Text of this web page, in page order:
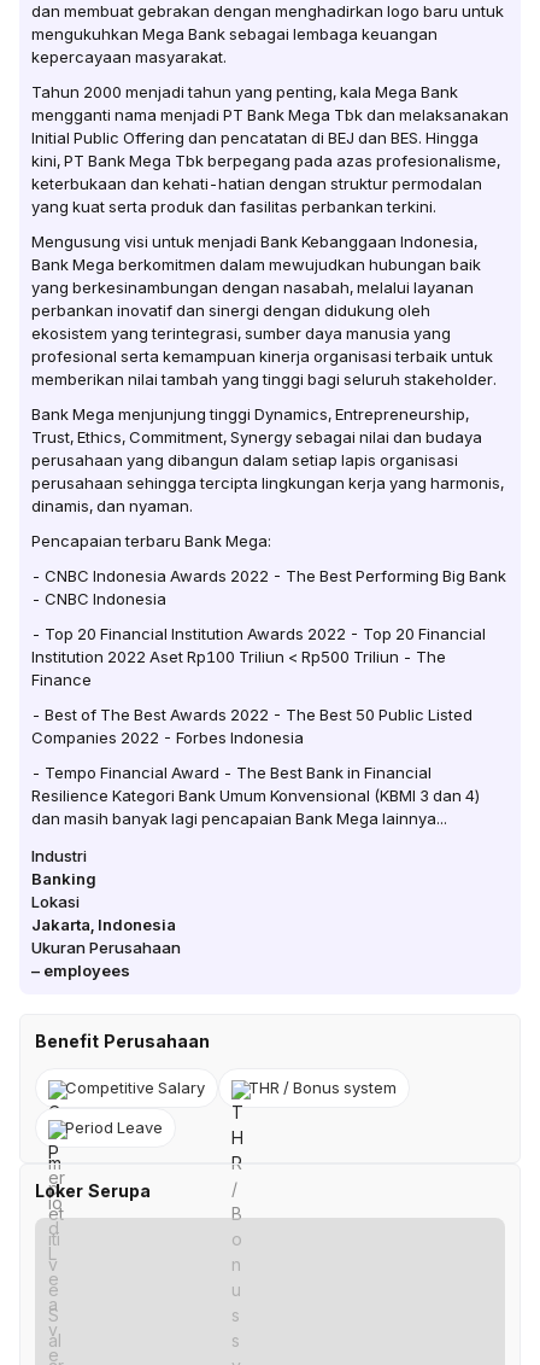
dan membuat gebrakan dengan menghadirkan logo baru untuk
mengukuhkan Mega Bank sebagai lembaga keuangan
kepercayaan masyarakat.
Tahun 2000 menjadi tahun yang penting, kala Mega Bank
mengganti nama menjadi PT Bank Mega Tbk dan melaksanakan
Initial Public Offering dan pencatatan di BEJ dan BES. Hingga
kini, PT Bank Mega Tbk berpegang pada azas profesionalisme,
keterbukaan dan kehati-hatian dengan struktur permodalan
yang kuat serta produk dan fasilitas perbankan terkini.
Mengusung visi untuk menjadi Bank Kebanggaan Indonesia,
Bank Mega berkomitmen dalam mewujudkan hubungan baik
yang berkesinambungan dengan nasabah, melalui layanan
perbankan inovatif dan sinergi dengan didukung oleh
ekosistem yang terintegrasi, sumber daya manusia yang
profesional serta kemampuan kinerja organisasi terbaik untuk
memberikan nilai tambah yang tinggi bagi seluruh stakeholder.
Bank Mega menjunjung tinggi Dynamics, Entrepreneurship,
Trust, Ethics, Commitment, Synergy sebagai nilai dan budaya
perusahaan yang dibangun dalam setiap lapis organisasi
perusahaan sehingga tercipta lingkungan kerja yang harmonis,
dinamis, dan nyaman.
Pencapaian terbaru Bank Mega:
- CNBC Indonesia Awards 2022 - The Best Performing Big Bank
- CNBC Indonesia
- Top 20 Financial Institution Awards 2022 - Top 20 Financial
Institution 2022 Aset Rp100 Triliun < Rp500 Triliun - The
Finance
- Best of The Best Awards 2022 - The Best 50 Public Listed
Companies 2022 - Forbes Indonesia
- Tempo Financial Award - The Best Bank in Financial
Resilience Kategori Bank Umum Konvensional (KBMI 3 dan 4)
dan masih banyak lagi pencapaian Bank Mega lainnya...
Industri
Banking
Lokasi
Jakarta Indonesia
Ukuran Perusahaan
– employees
Benefit Perusahaan
Competitive Salary THR / Bonus system
Period Leave
Loker Serupa